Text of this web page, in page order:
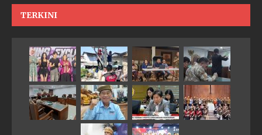
TERKINI